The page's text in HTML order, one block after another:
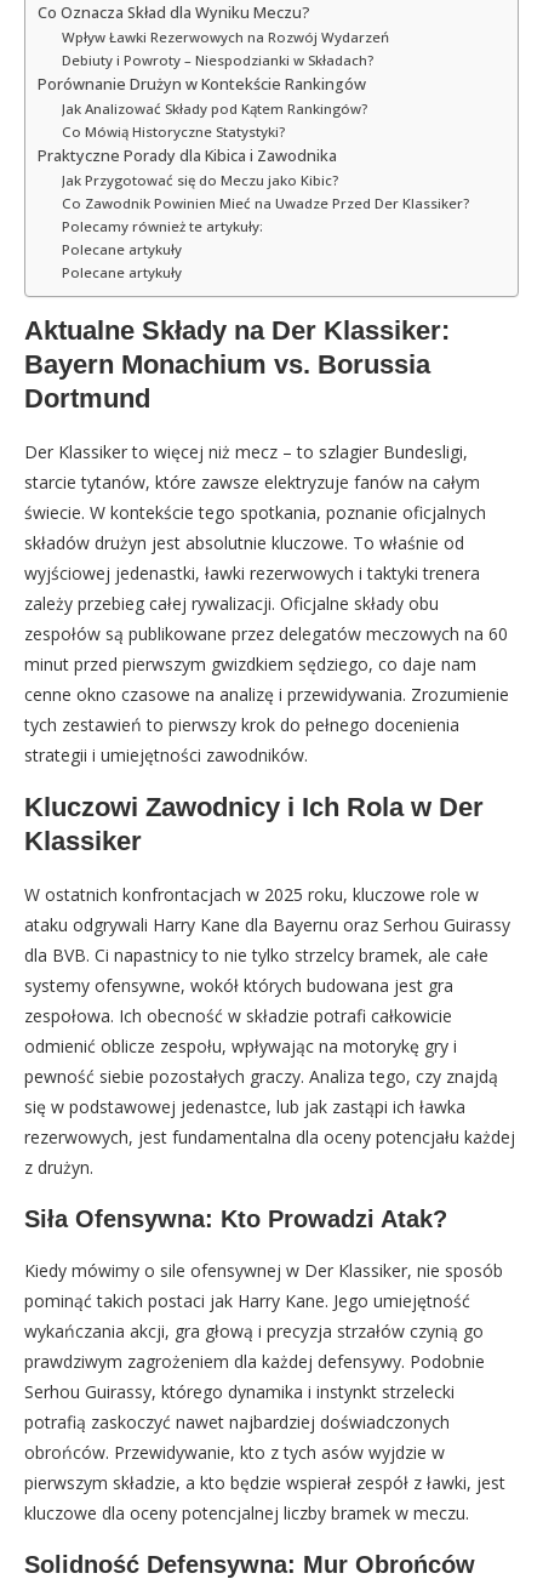
Co Oznacza Skład dla Wyniku Meczu?
Wpływ Ławki Rezerwowych na Rozwój Wydarzeń
Debiuty i Powroty – Niespodzianki w Składach?
Porównanie Drużyn w Kontekście Rankingów
Jak Analizować Składy pod Kątem Rankingów?
Co Mówią Historyczne Statystyki?
Praktyczne Porady dla Kibica i Zawodnika
Jak Przygotować się do Meczu jako Kibic?
Co Zawodnik Powinien Mieć na Uwadze Przed Der Klassiker?
Polecamy również te artykuły:
Polecane artykuły
Polecane artykuły
Aktualne Składy na Der Klassiker:
Bayern Monachium vs. Borussia
Dortmund
Der Klassiker to więcej niż mecz – to szlagier Bundesligi,
starcie tytanów, które zawsze elektryzuje fanów na całym
świecie. W kontekście tego spotkania, poznanie oficjalnych
składów drużyn jest absolutnie kluczowe. To właśnie od
wyjściowej jedenastki, ławki rezerwowych i taktyki trenera
zależy przebieg całej rywalizacji. Oficjalne składy obu
zespołów są publikowane przez delegatów meczowych na 60
minut przed pierwszym gwizdkiem sędziego, co daje nam
cenne okno czasowe na analizę i przewidywania. Zrozumienie
tych zestawień to pierwszy krok do pełnego docenienia
strategii i umiejętności zawodników.
Kluczowi Zawodnicy i Ich Rola w Der
Klassiker
W ostatnich konfrontacjach w 2025 roku, kluczowe role w
ataku odgrywali Harry Kane dla Bayernu oraz Serhou Guirassy
dla BVB. Ci napastnicy to nie tylko strzelcy bramek, ale całe
systemy ofensywne, wokół których budowana jest gra
zespołowa. Ich obecność w składzie potrafi całkowicie
odmienić oblicze zespołu, wpływając na motorykę gry i
pewność siebie pozostałych graczy. Analiza tego, czy znajdą
się w podstawowej jedenastce, lub jak zastąpi ich ławka
rezerwowych, jest fundamentalna dla oceny potencjału każdej
z drużyn.
Siła Ofensywna: Kto Prowadzi Atak?
Kiedy mówimy o sile ofensywnej w Der Klassiker, nie sposób
pominąć takich postaci jak Harry Kane. Jego umiejętność
wykańczania akcji, gra głową i precyzja strzałów czynią go
prawdziwym zagrożeniem dla każdej defensywy. Podobnie
Serhou Guirassy, którego dynamika i instynkt strzelecki
potrafią zaskoczyć nawet najbardziej doświadczonych
obrońców. Przewidywanie, kto z tych asów wyjdzie w
pierwszym składzie, a kto będzie wspierał zespół z ławki, jest
kluczowe dla oceny potencjalnej liczby bramek w meczu.
Solidność Defensywna: Mur Obrońców